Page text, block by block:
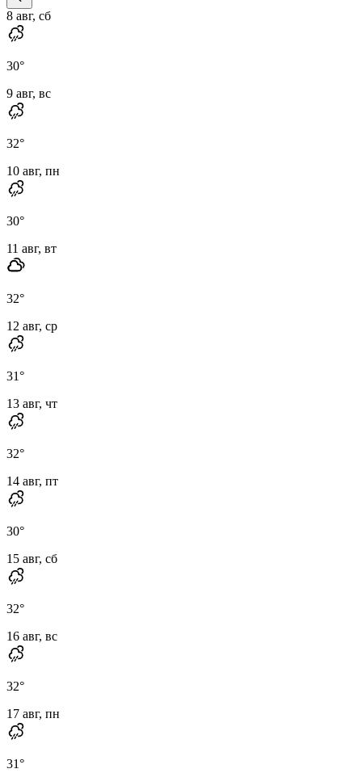
8 авг, сб
30°
9 авг, вс
32°
10 авг, пн
30°
11 авг, вт
32°
12 авг, ср
31°
13 авг, чт
32°
14 авг, пт
30°
15 авг, сб
32°
16 авг, вс
32°
17 авг, пн
31°